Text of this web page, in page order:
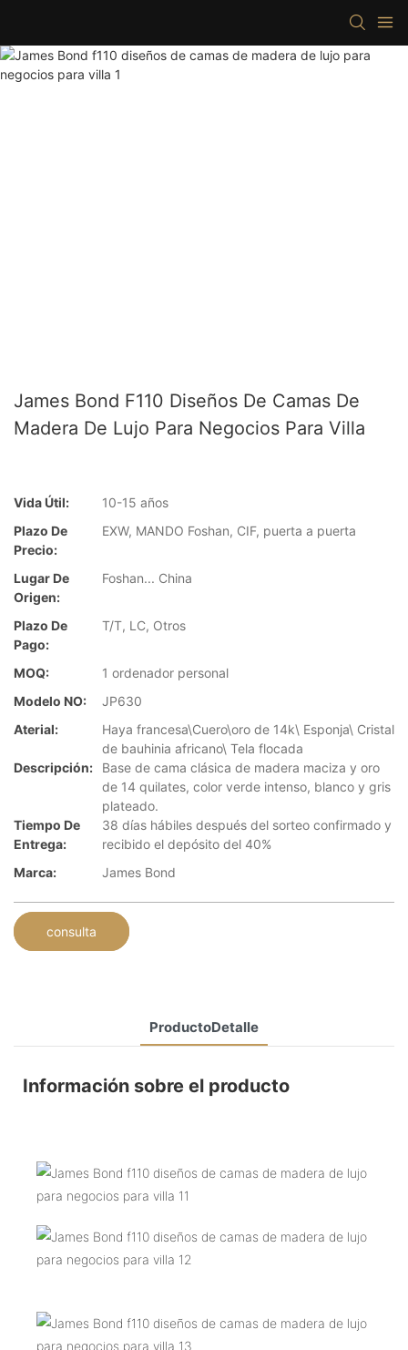
James Bond F110 Diseños De Camas De
Madera De Lujo Para Negocios Para Villa
Vida Útil:
10-15 años
Plazo De
Precio:
EXW, MANDO Foshan, CIF, puerta a puerta
Lugar De
Origen:
Foshan... China
Plazo De
Pago:
T/T, LC, Otros
MOQ:
1 ordenador personal
Modelo NO:
JP630
Aterial:
Haya francesa\Cuero\oro de 14k\ Esponja\ Cristal
de bauhinia africano\ Tela flocada
Descripción:
Base de cama clásica de madera maciza y oro
de 14 quilates, color verde intenso, blanco y gris
plateado.
Tiempo De
Entrega:
38 días hábiles después del sorteo confirmado y
recibido el depósito del 40%
Marca:
James Bond
consulta
ProductoDetalle
Información sobre el producto